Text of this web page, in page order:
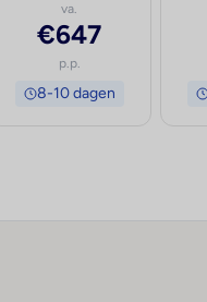
va.
€647
p.p.
8-10 dagen